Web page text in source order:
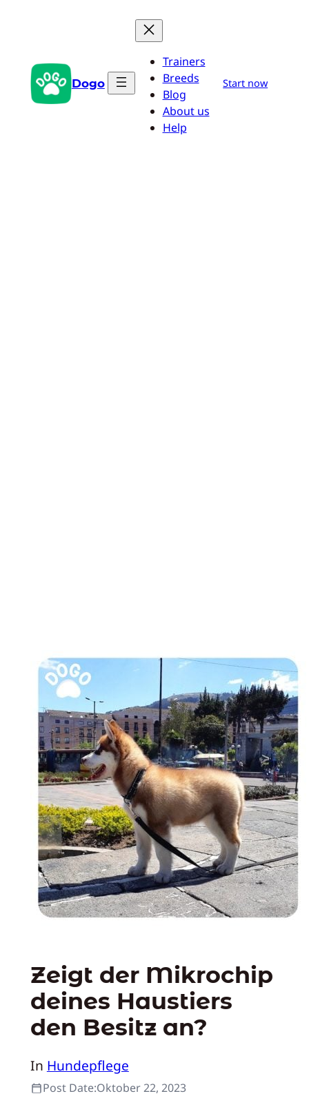
Dogo
Trainers
Breeds
Blog
About us
Help
Start now
Zeigt der Mikrochip
deines Haustiers
den Besitz an?
In Hundepflege
Post Date:Oktober 22, 2023